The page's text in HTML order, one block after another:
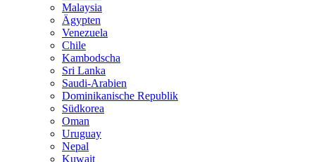
Malaysia
Ägypten
Venezuela
Chile
Kambodscha
Sri Lanka
Saudi-Arabien
Dominikanische Republik
Südkorea
Oman
Uruguay
Nepal
Kuwait